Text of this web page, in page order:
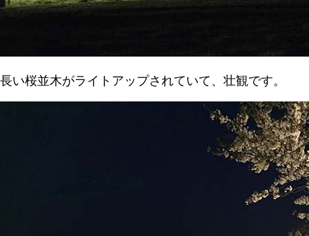
長い桜並木がライトアップされていて、壮観です。